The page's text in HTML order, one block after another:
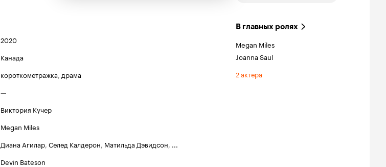
2020
Канада
короткометражка, драма
—
Виктория Кучер
Megan Miles
Диана Агилар, Селед Калдерон, Матильда Дэвидсон, ...
Devin Bateson
В главных ролях
Megan Miles
Joanna Saul
2 актера